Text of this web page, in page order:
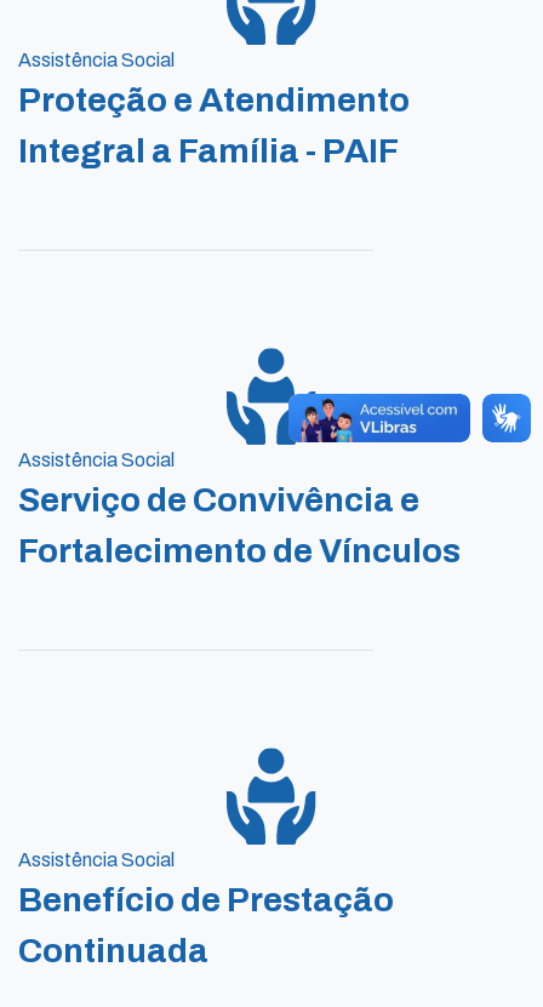
Assistência Social
Proteção e Atendimento
Integral a Família - PAIF
Assistência Social
Serviço de Convivência e
Fortalecimento de Vínculos
Assistência Social
Benefício de Prestação
Continuada